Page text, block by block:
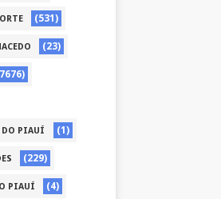
(531)
(23)
DO PIAUÍ (1)
(229)
PIAUÍ (4)